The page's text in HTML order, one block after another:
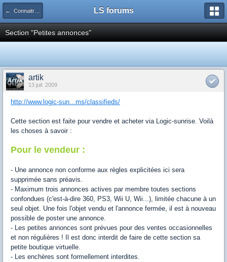
← Connaitre et optimiser les fonctions des sections du site LS forums
Section "Petites annonces"
artik
13 juil. 2009
http://www.logic-sun...ms/classifieds/
Cette section est faite pour vendre et acheter via Logic-sunrise. Voilà
les choses à savoir :
Pour le vendeur :
- Une annonce non conforme aux règles explicitées ici sera
supprimée sans préavis.
- Maximum trois annonces actives par membre toutes sections
confondues (c'est-à-dire 360, PS3, Wii U, Wii...), limitée chacune à un
seul objet. Une fois l'objet vendu et l'annonce fermée, il est à nouveau
possible de poster une annonce.
- Les petites annonces sont prévues pour des ventes occasionnelles
et non régulières ! Il est donc interdit de faire de cette section sa
petite boutique virtuelle.
- Les enchères sont formellement interdites.